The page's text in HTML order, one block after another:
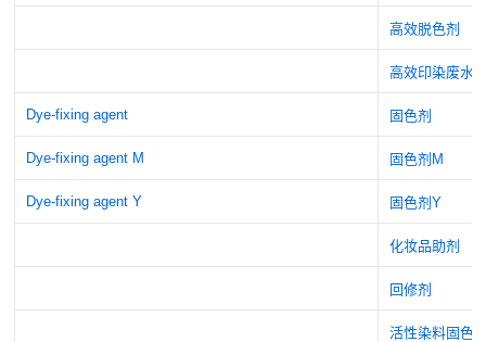
高效脱色剂
高效印染废水
Dye-fixing agent 固色剂
Dye-fixing agent M 固色剂M
Dye-fixing agent Y 固色剂Y
化妆品助剂
回修剂
活性染料固色